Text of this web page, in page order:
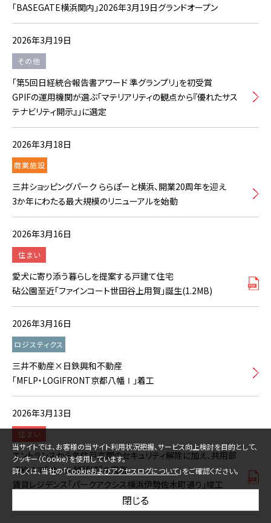
「BASEGATE横浜関内」2026年3月19日グランドオープン
2026年3月19日
その他
「第5回日経統合報告書アワード 準グランプリ」を初受賞
GPIFの運用機関が選ぶ「マテリアリティの観点から『優れたサス
テナビリティ開示』」に選定
2026年3月18日
商業施設
三井ショッピングパーク ららぽーと横浜、開業20周年を迎え
3か年にわたる最大規模のリニューアルを始動
2026年3月16日
住まい
愛犬に寄り添う暮らしを提案する戸建て住宅
砧公園至近「ファインコート世田谷上用賀」誕生(1.2MB)
2026年3月16日
ロジスティクス
三井不動産×日鉄興和不動産
「MFLP・LOGIFRONT京都八幡Ⅰ」着工
2026年3月13日
住まい
エントランスから各住戸玄関のセキュリティ解除に加え、共用部
予約まで“オール顔認証”を実現
賃貸レジデンス「パークアクシス横浜伊勢佐木町通り」竣工
当サイトでは、お客様の当サイト利用状況把握、サービス向上検討を目的として、
クッキー（Cookie）を使用しています。
詳しくは、当社の「Cookieおよびアクセスログについて」をご確認ください。
閉じる